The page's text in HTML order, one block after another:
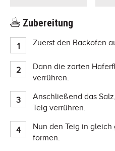
Zubereitung
Zuerst den Backofen
Dann die zarten
verrühren.
Anschließend das
Teig verrühren.
Nun den Teig in
formen.